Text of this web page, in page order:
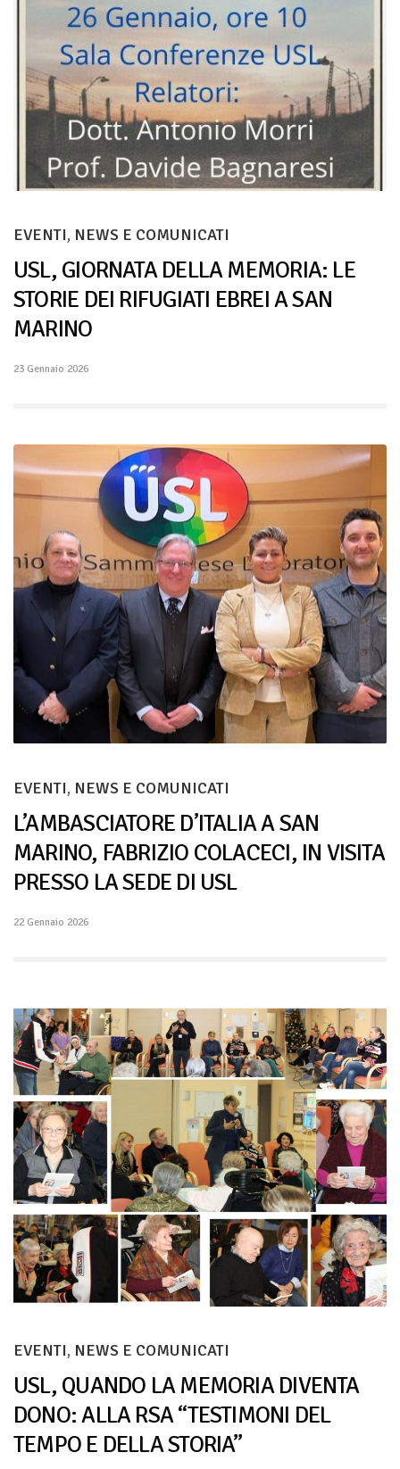
EVENTI, NEWS E COMUNICATI
USL, GIORNATA DELLA MEMORIA: LE
STORIE DEI RIFUGIATI EBREI A SAN
MARINO
23 Gennaio 2026
EVENTI, NEWS E COMUNICATI
L’AMBASCIATORE D’ITALIA A SAN
MARINO, FABRIZIO COLACECI, IN VISITA
PRESSO LA SEDE DI USL
22 Gennaio 2026
EVENTI, NEWS E COMUNICATI
USL, QUANDO LA MEMORIA DIVENTA
DONO: ALLA RSA “TESTIMONI DEL
TEMPO E DELLA STORIA”